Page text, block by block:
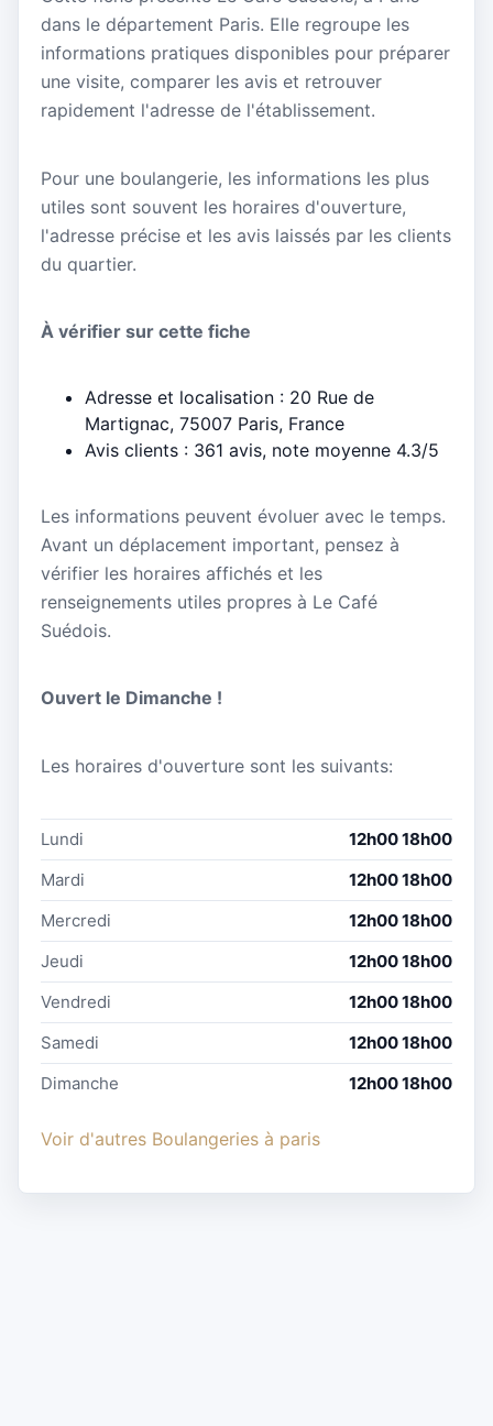
dans le département Paris. Elle regroupe les
informations pratiques disponibles pour préparer
une visite, comparer les avis et retrouver
rapidement l'adresse de l'établissement.
Pour une boulangerie, les informations les plus
utiles sont souvent les horaires d'ouverture,
l'adresse précise et les avis laissés par les clients
du quartier.
À vérifier sur cette fiche
Adresse et localisation : 20 Rue de
Martignac, 75007 Paris, France
Avis clients : 361 avis, note moyenne 4.3/5
Les informations peuvent évoluer avec le temps.
Avant un déplacement important, pensez à
vérifier les horaires affichés et les
renseignements utiles propres à Le Café
Suédois.
Ouvert le Dimanche !
Les horaires d'ouverture sont les suivants:
Lundi
12h00 18h00
Mardi
12h00 18h00
Mercredi
12h00 18h00
Jeudi
12h00 18h00
Vendredi
12h00 18h00
Samedi
12h00 18h00
Dimanche
12h00 18h00
Voir d'autres Boulangeries à paris